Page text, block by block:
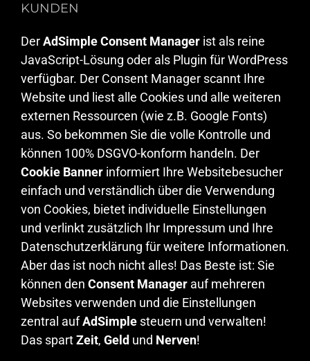
KUNDEN
DerAdSimple Consent Manager ist als reine
JavaScript-Lösung oder als Plugin für WordPress
verfügbar. Der Consent Manager scannt Ihre
Website und liest alle Cookies und alle weiteren
externen Ressourcen (wie z.B. Google Fonts)
aus. So bekommen Sie die volle Kontrolle und
können 100% DSGVO-konform handeln. Der
Cookie Banner informiert Ihre Websitebesucher
einfach und verständlich über die Verwendung
von Cookies, bietet individuelle Einstellungen
und verlinkt zusätzlich Ihr Impressum und Ihre
Datenschutzerklärung für weitere Informationen.
Aber das ist noch nicht alles! Das Beste ist: Sie
können den Consent Manager auf mehreren
Websites verwenden und die Einstellungen
zentral aufAdSimple steuern und verwalten!
Das spartZeit, Geld und Nerven!